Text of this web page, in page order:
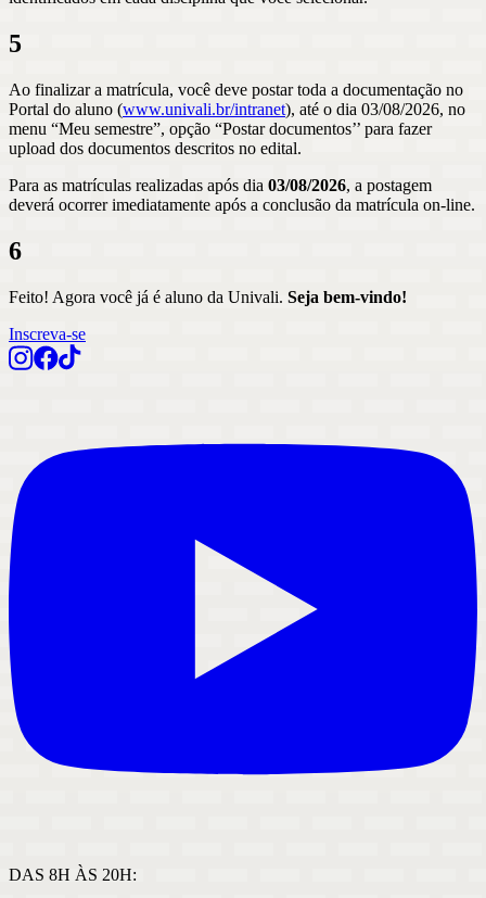
5
Ao finalizar a matrícula, você deve postar toda a documentação no
Portal do aluno (www.univali.br/intranet), até o dia 03/08/2026, no
menu “Meu semestre”, opção “Postar documentos’’ para fazer
upload dos documentos descritos no edital.
Para as matrículas realizadas após dia 03/08/2026, a postagem
deverá ocorrer imediatamente após a conclusão da matrícula on-line.
6
Feito! Agora você já é aluno da Univali. Seja bem-vindo!
Inscreva-se
DAS 8H ÀS 20H: